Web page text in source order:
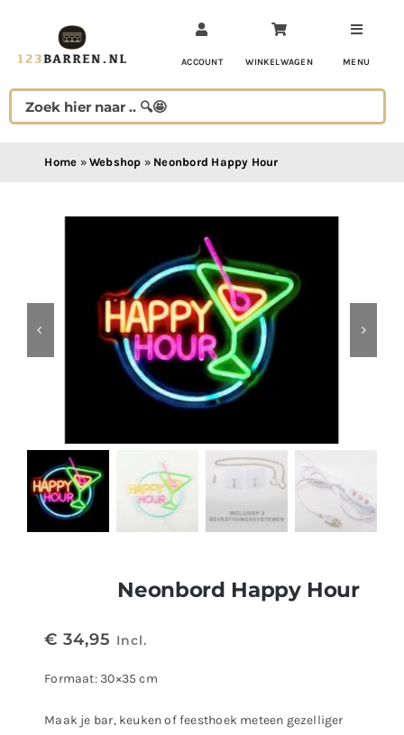
inhoud
ACCOUNT WINKELWAGEN MENU
Home » Webshop » Neonbord Happy Hour
Neonbord Happy Hour
€ 34,95 Incl.
Formaat: 30×35 cm
Maak je bar, keuken of feesthoek meteen gezelliger